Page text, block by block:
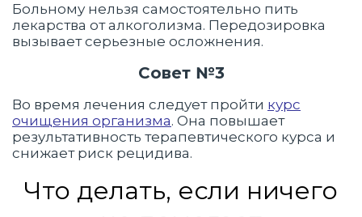
Больному нельзя самостоятельно пить
лекарства от алкоголизма. Передозировка
вызывает серьезные осложнения.
Совет №3
Во время лечения следует пройти курс
очищения организма. Она повышает
результативность терапевтического курса и
снижает риск рецидива.
Что делать, если ничего